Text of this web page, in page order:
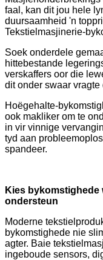
faal, kan dit jou hele
duursaamheid 'n
Tekstielmasjinerie-
Soek onderdele
hittebestande
verskaffers oor die
dit onder swaar vragte
Hoëgehalte-
ook makliker om te
in vir vinnige
tyd aan
spandeer.
Kies bykomstighede
ondersteun
Moderne
bykomstighede nie
agter. Baie
ingeboude sensors,